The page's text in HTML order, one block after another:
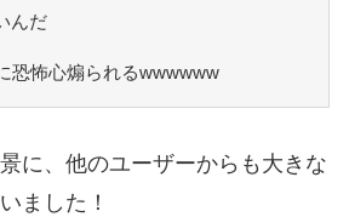
んだ
恐怖心煽られるwwwwww
に、他のユーザーからも大きな
ました！